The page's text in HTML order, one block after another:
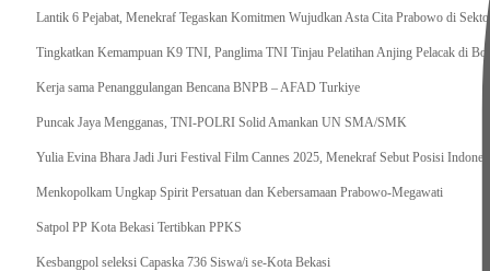
Lantik 6 Pejabat, Menekraf Tegaskan Komitmen Wujudkan Asta Cita Prabowo di Sektor
Tingkatkan Kemampuan K9 TNI, Panglima TNI Tinjau Pelatihan Anjing Pelacak di
Kerja sama Penanggulangan Bencana BNPB – AFAD Turkiye
Puncak Jaya Mengganas, TNI-POLRI Solid Amankan UN SMA/SMK
Yulia Evina Bhara Jadi Juri Festival Film Cannes 2025, Menekraf Sebut Posisi
Menkopolkam Ungkap Spirit Persatuan dan Kebersamaan Prabowo-Megawati
Satpol PP Kota Bekasi Tertibkan PPKS
Kesbangpol seleksi Capaska 736 Siswa/i se-Kota Bekasi